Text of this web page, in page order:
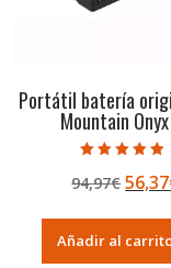
Portátil batería
Mountain
5.00
de 5
94,97€El
era:
56,37
Añadir al